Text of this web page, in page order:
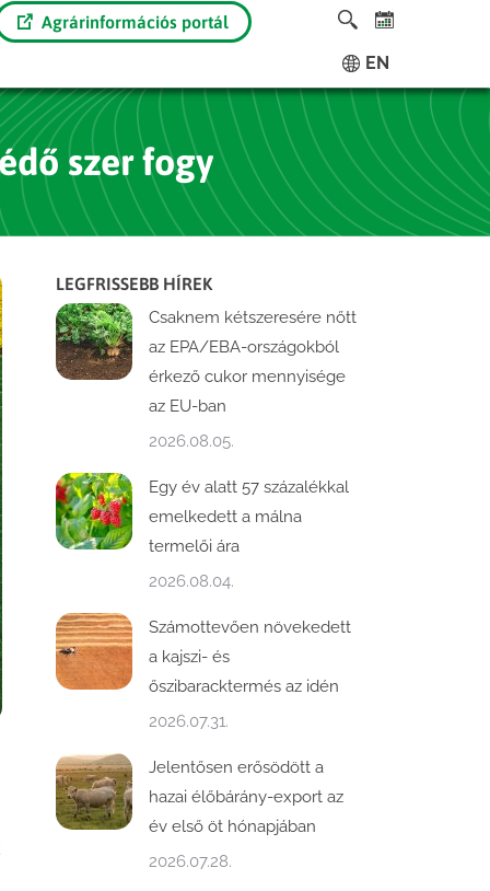
Agrárinformációs portál
EN
szer fogy
LEGFRISSEBB HÍREK
Csaknem kétszeresére nőtt
az EPA/EBA-országokból
érkező cukor mennyisége
az EU-ban
2026.08.05.
Egy év alatt 57 százalékkal
emelkedett a málna
termelői ára
2026.08.04.
Számottevően növekedett
a kajszi- és
őszibaracktermés az idén
2026.07.31.
Jelentősen erősödött a
hazai élőbárány-export az
év első öt hónapjában
2026.07.28.